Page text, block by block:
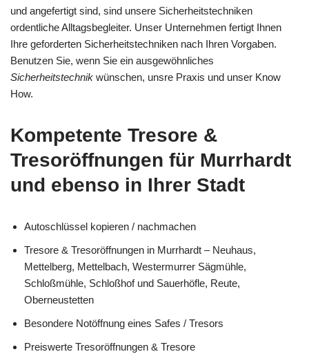
und angefertigt sind, sind unsere Sicherheitstechniken
ordentliche Alltagsbegleiter. Unser Unternehmen fertigt Ihnen
Ihre geforderten Sicherheitstechniken nach Ihren Vorgaben.
Benutzen Sie, wenn Sie ein ausgewöhnliches
Sicherheitstechnik wünschen, unsre Praxis und unser Know
How.
Kompetente Tresore &
Tresoröffnungen für Murrhardt
und ebenso in Ihrer Stadt
Autoschlüssel kopieren / nachmachen
Tresore & Tresoröffnungen in Murrhardt – Neuhaus,
Mettelberg, Mettelbach, Westermurrer Sägmühle,
Schloßmühle, Schloßhof und Sauerhöfle, Reute,
Oberneustetten
Besondere Notöffnung eines Safes / Tresors
Preiswerte Tresoröffnungen & Tresore